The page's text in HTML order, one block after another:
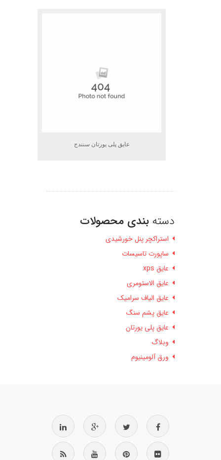
عایق پلی یورتان سنندج
دسته بندی محصولات
استراکچر پنل خورشیدی
ساپورت تاسیسات
عایق xps
عایق الاستومری
عایق الیاف سرامیک
عایق پشم سنگ
عایق پلی یورتان
وبلاگ
ورق آلومینیوم